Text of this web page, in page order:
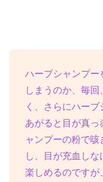
ハーブシャンプー
しまうのか、毎
く、さらにハー
あがると目が真っ
ャンプーの粉で
し、目が充血し
楽しめるのですが